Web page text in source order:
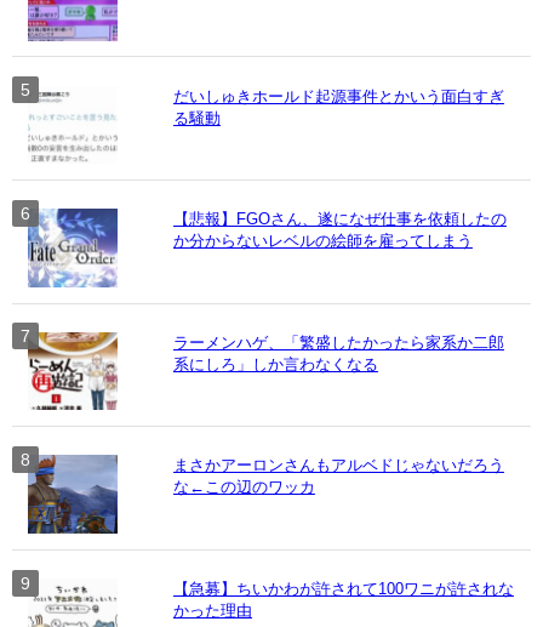
だいしゅきホールド起源事件とかいう面白すぎ
る騒動
【悲報】FGOさん、遂になぜ仕事を依頼したの
か分からないレベルの絵師を雇ってしまう
ラーメンハゲ、「繁盛したかったら家系か二郎
系にしろ」しか言わなくなる
まさかアーロンさんもアルベドじゃないだろう
な←この辺のワッカ
【急募】ちいかわが許されて100ワニが許されな
かった理由